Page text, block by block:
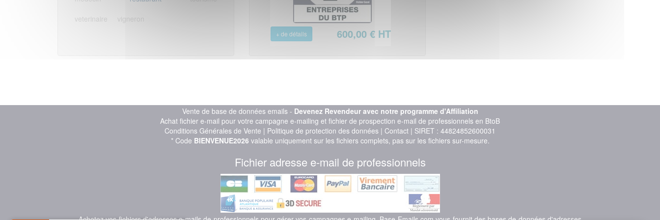
veterinaire vigneron
+ de détails 500,00 € HT
+ de détails 600,00 € HT
Vente de base de données emails - Devenez Revendeur avec notre programme d'Affiliation
Achat fichier e-mail pour votre campagne e-mailing et fichier de prospection e-mail de professionnels en BtoB
Conditions Générales de Vente | Politique de protection des données | Contact | SIRET : 44824852600031
* Code BIENVENUE2026 valable uniquement sur les fichiers complets, pas sur les fichiers sur-mesure.
Fichier adresse e-mail de professionnels